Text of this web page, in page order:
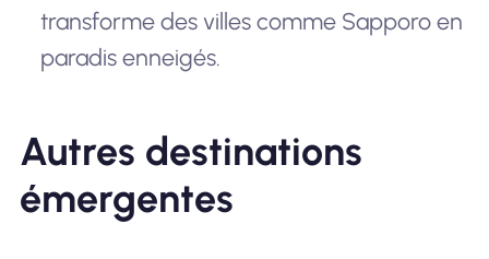
transforme des villes comme Sapporo en
paradis enneigés.
Autres destinations
émergentes